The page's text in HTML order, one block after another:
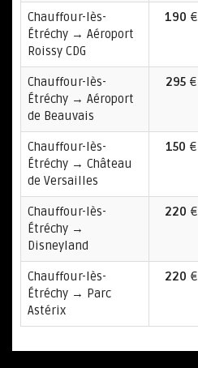
Chauffour-lès-
Étréchy → Aéroport
Roissy CDG
190 €
Chauffour-lès-
Étréchy → Aéroport
de Beauvais
295€
Chauffour-lès-
Étréchy → Château
de Versailles
150 €
Chauffour-lès-
Étréchy →
Disneyland
220 €
Chauffour-lès-
Étréchy → Parc
Astérix
220 €